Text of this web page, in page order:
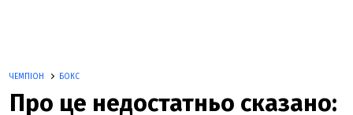
ЧЕМПІОН БОКС
Про це недостатньо сказано: